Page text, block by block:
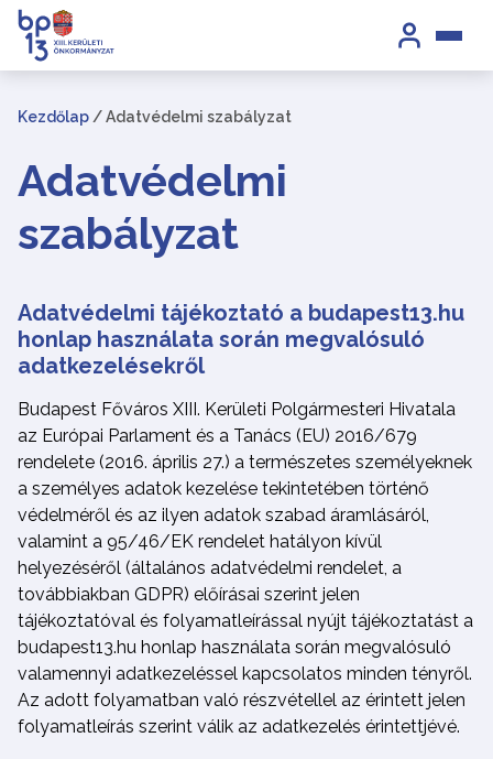
Kezdőlap /Adatvédelmi szabályzat
Adatvédelmi
szabályzat
Adatvédelmi tájékoztató a budapest13.hu
honlap használata során megvalósuló
adatkezelésekről
Budapest Főváros XIII. Kerületi Polgármesteri Hivatala
az Európai Parlament és a Tanács (EU) 2016/679
rendelete (2016. április 27.) a természetes személyeknek
a személyes adatok kezelése tekintetében történő
védelméről és az ilyen adatok szabad áramlásáról,
valamint a 95/46/EK rendelet hatályon kívül
helyezéséről (általános adatvédelmi rendelet, a
továbbiakban GDPR) előírásai szerint jelen
tájékoztatóval és folyamatleírással nyújt tájékoztatást a
budapest13.hu honlap használata során megvalósuló
valamennyi adatkezeléssel kapcsolatos minden tényről.
Az adott folyamatban való részvétellel az érintett jelen
folyamatleírás szerint válik az adatkezelés érintettjévé.